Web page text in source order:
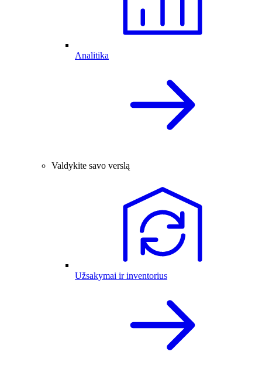
Analitika
Valdykite savo verslą
Užsakymai ir inventorius